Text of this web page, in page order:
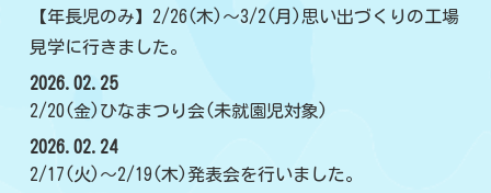
【年長児のみ】2/26(木)～3/2(月)思い出づくりの工場
見学に行きました。
2026.02.25
2/20(金)ひなまつり会(未就園児対象)
2026.02.24
2/17(火)～2/19(木)発表会を行いました。